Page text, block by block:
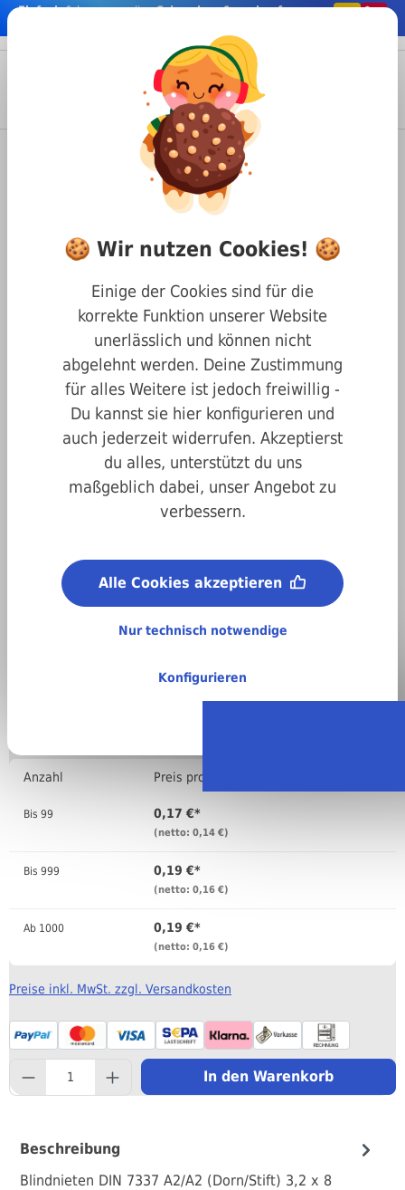
springen
Einfach& bequem onlineSchrauben & co. kaufen
Anmelden
Befestigungstechnik Nägel & Stifte
Blindnieten DIN 7337 A2/A2
(Dorn/Stift) 3,2 x 8
Abmessungen:
3,2 x 8 mm
Material (Dorn):
Anzahl Preis pro VPE ( )
Bis 99 0,17 €*
(netto: 0,14 €)
Bis 999 0,19 €*
(netto: 0,16 €)
Ab 1000 0,19 €*
(netto: 0,16 €)
Preise inkl. MwSt. zzgl. Versandkosten
In den Warenkorb
Beschreibung
Blindnieten DIN 7337 A2/A2 (Dorn/Stift) 3,2 x 8
🍪 Wir nutzen Cookies! 🍪
Einige der Cookies sind für die
korrekte Funktion unserer Website
unerlässlich und können nicht
abgelehnt werden. Deine Zustimmung
für alles Weitere ist jedoch freiwillig -
Du kannst sie hier konfigurieren und
auch jederzeit widerrufen. Akzeptierst
du alles, unterstützt du uns
maßgeblich dabei, unser Angebot zu
verbessern.
Alle Cookies akzeptieren
Nur technisch notwendige
Konfigurieren